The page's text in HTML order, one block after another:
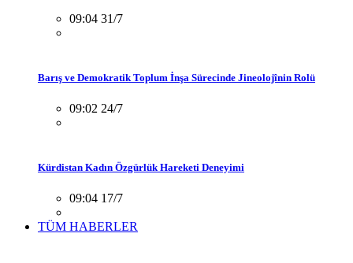
09:04 31/7
Barış ve Demokratik Toplum İnşa Sürecinde Jineolojînin Rolü
09:02 24/7
Kürdistan Kadın Özgürlük Hareketi Deneyimi
09:04 17/7
TÜM HABERLER